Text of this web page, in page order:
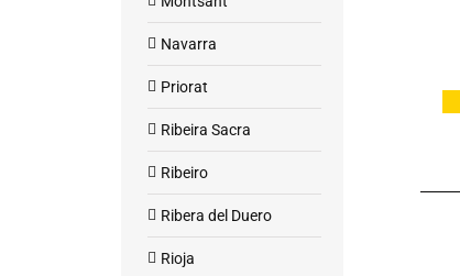
Navarra
Priorat
Ribeira Sacra
Ribeiro
Ribera del Duero
Rioja